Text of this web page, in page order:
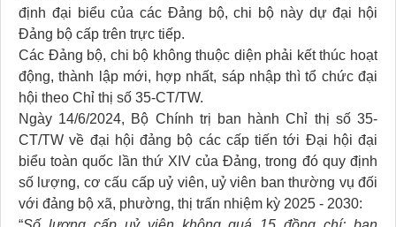
định đại biểu của các Đảng bộ, chi bộ này dự đại hội
Đảng bộ cấp trên trực tiếp.
Các Đảng bộ, chi bộ không thuộc diện phải kết thúc hoạt
động, thành lập mới, hợp nhất, sáp nhập thì tổ chức đại
hội theo Chỉ thị số 35-CT/TW.
Ngày 14/6/2024, Bộ Chính trị ban hành Chỉ thị số 35-
CT/TW về đại hội đảng bộ các cấp tiến tới Đại hội đại
biểu toàn quốc lần thứ XIV của Đảng, trong đó quy định
số lượng, cơ cấu cấp uỷ viên, uỷ viên ban thường vụ đối
với đảng bộ xã, phường, thị trấn nhiệm kỳ 2025 - 2030: